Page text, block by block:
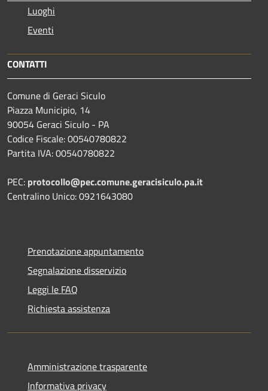
Luoghi
Eventi
CONTATTI
Comune di Geraci Siculo
Piazza Municipio, 14
90054 Geraci Siculo - PA
Codice Fiscale: 00540780822
Partita IVA: 00540780822
PEC: protocollo@pec.comune.geracisiculo.pa.it
Centralino Unico: 0921643080
Prenotazione appuntamento
Segnalazione disservizio
Leggi le FAQ
Richiesta assistenza
Amministrazione trasparente
Informativa privacy